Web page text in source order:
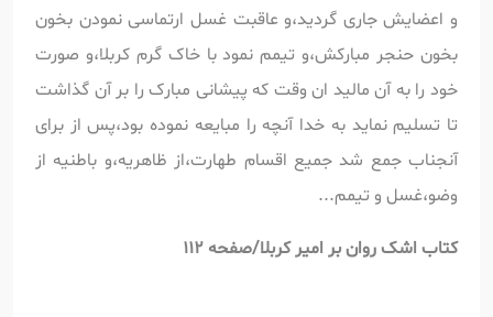
و اعضایش جاری گردید،و عاقبت غسل ارتماسی نمودن بخون
بخون حنجر مبارکش،و تیمم نمود با خاک گرم کربلا،و صورت
خود را به آن مالید ان وقت که پیشانی مبارک را بر آن گذاشت
تا تسلیم نماید به خدا آنچه را مبایعه نموده بود،پس از برای
آنجناب جمع شد جمیع اقسام طهارت،از ظاهریه،و باطنیه از
وضو،غسل و تیمم...
کتاب اشک روان بر امیر کربلا/صفحه 112